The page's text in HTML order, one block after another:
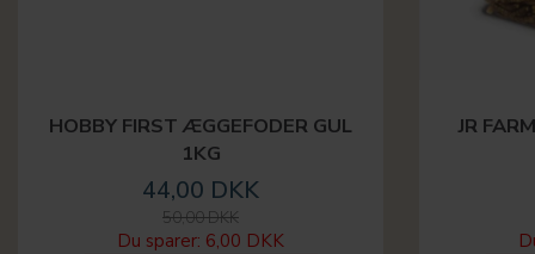
HOBBY FIRST ÆGGEFODER GUL
1KG
44,00 DKK
50,00 DKK
Du sparer: 6,00 DKK
JR